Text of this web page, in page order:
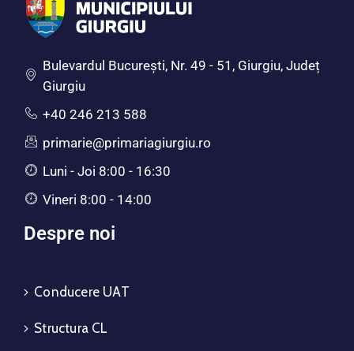
Bulevardul Bucureşti, Nr. 49 - 51, Giurgiu, Județ
Giurgiu
+40 246 213 588
primarie@primariagiurgiu.ro
Luni - Joi 8:00 - 16:30
Vineri 8:00 - 14:00
Despre noi
Conducere UAT
Structura CL